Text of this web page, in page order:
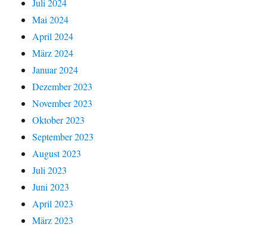
Juli 2024
Mai 2024
April 2024
März 2024
Januar 2024
Dezember 2023
November 2023
Oktober 2023
September 2023
August 2023
Juli 2023
Juni 2023
April 2023
März 2023